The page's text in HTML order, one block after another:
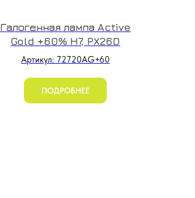
Галогенная лампа Active
Gold +60% H7, PX26D
Артикул: 72720AG+60
ПОДРОБНЕЕ